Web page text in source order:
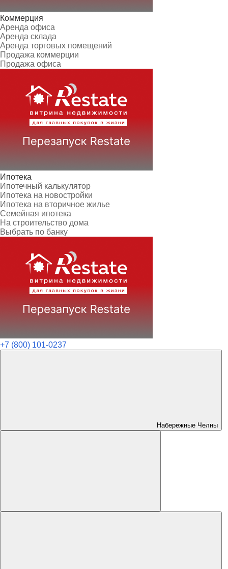
Коммерция
Аренда офиса
Аренда склада
Аренда торговых помещений
Продажа коммерции
Продажа офиса
Ипотека
Ипотечный калькулятор
Ипотека на новостройки
Ипотека на вторичное жилье
Семейная ипотека
На строительство дома
Выбрать по банку
+7 (800) 101-0237
Набережные Челны